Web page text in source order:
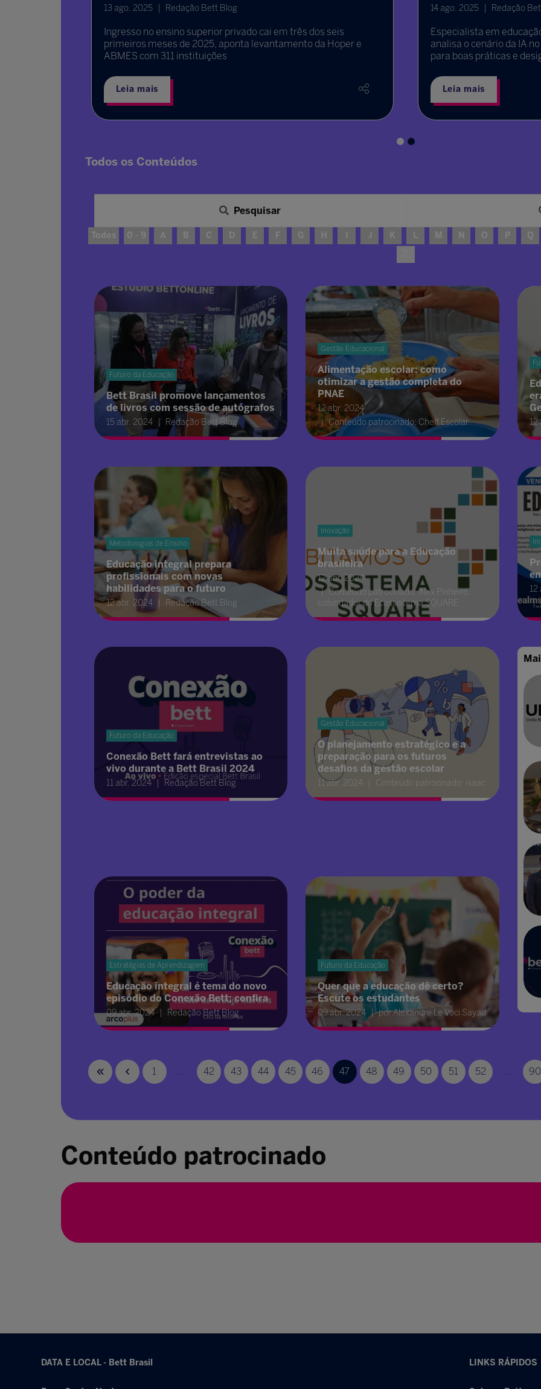
13 ago. 2025 Redação Bett Blog
Ingresso no ensino superior privado cai em três dos seis
primeiros meses de 2025, aponta levantamento da Hoper e
ABMES com 311 instituições
Leia mais
14 ago. 2025 Redação
Especialista em
analisa o cenário da IA
para boas práticas e
Leia mais
Todos os Conteúdos
Pesquisar
Todos 0 - 9 A B C D E F G H J K L M N O P Q
Futuro da Educação
Bett Brasil promove lançamentos
de livros com sessão de autógrafos
15 abr. 2024 Redação Bett Blog
Gestão Educacional
Alimentação escolar: como
otimizar a gestão completa do
PNAE
12 abr. 2024
Conteúdo patrocinado: Cheff Escolar
12
Metodologias de Ensino
Educação integral prepara
profissionais com novas
habilidades para o futuro
12 abr. 2024 Redação Bett Blog
Inovação
Muita saúde para a Educação
brasileira
12 abr. 2024
Conteúdo patrocinado: Alex Pinheiro,
cofundador do Ecossistema SQUARE
12
Futuro da Educação
Conexão Bett fará entrevistas ao
vivo durante a Bett Brasil 2024
11 abr. 2024 Redação Bett Blog
Gestão Educacional
O planejamento estratégico e a
preparação para os futuros
desafios da gestão escolar
11 abr. 2024 Conteúdo patrocinado: isaac
Estratégias de Aprendizagem
Educação integral é tema do novo
episódio do Conexão Bett; confira
09 abr. 2024 Redação Bett Blog
Futuro da Educação
Quer que a educação dê certo?
Escute os estudantes
09 abr. 2024 por Alexandre Le Voci Sayad
1 ... 42 43 44 45 46 47 48 49 50 51 52 ... 90
Conteúdo patrocinado
DATA E LOCAL - Bett Brasil LINKS RÁPIDOS